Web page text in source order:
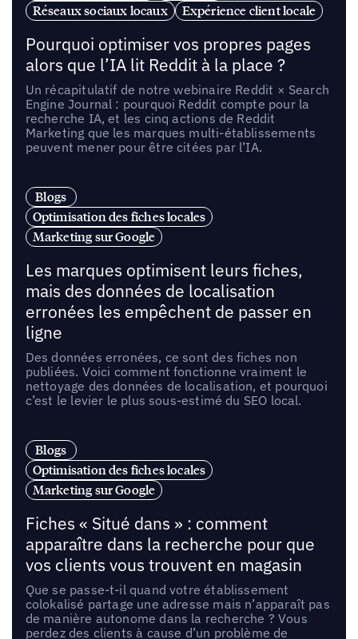
Réseaux sociaux locaux
Expérience client locale
Pourquoi optimiser vos propres pages
alors que l’IA lit Reddit à la place ?
Un récapitulatif de notre webinaire Reddit × Search
Engine Journal : pourquoi Reddit compte pour la
recherche IA, et les cinq actions de Reddit
Marketing que les marques multi-établissements
peuvent mener pour être citées par l’IA.
Blogs
Optimisation des fiches locales
Marketing sur Google
Les marques optimisent leurs fiches,
mais des données de localisation
erronées les empêchent de passer en
ligne
Des données erronées, ce sont des fiches non
publiées. Voici comment fonctionne vraiment le
nettoyage des données de localisation, et pourquoi
c’est le levier le plus sous-estimé du SEO local.
Blogs
Optimisation des fiches locales
Marketing sur Google
Fiches « Situé dans » : comment
apparaître dans la recherche pour que
vos clients vous trouvent en magasin
Que se passe-t-il quand votre établissement
colokalisé partage une adresse mais n’apparaît pas
de manière autonome dans la recherche ? Vous
perdez des clients à cause d’un problème de